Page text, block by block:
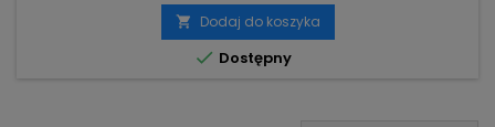
 Dodaj do koszyka
 Dostępny